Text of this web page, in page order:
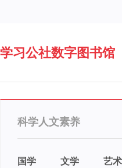
学习公社数字图书馆
科学人文素养
国学 文学 艺术